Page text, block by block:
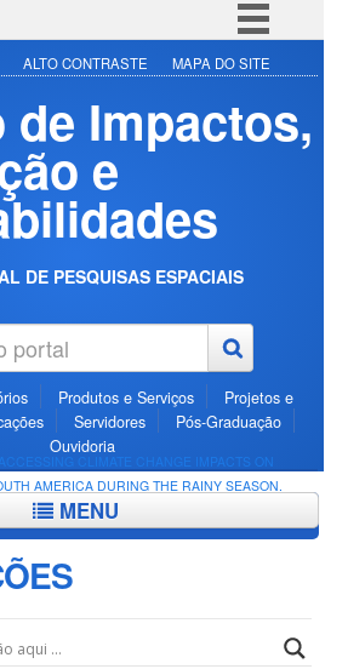
Simplifique!
Participe
Acesso à informação
Legislação
ALTO CONTRASTE MAPA DO SITE
de Impactos,
e
DE PESQUISAS ESPACIAIS
Produtos e Serviços
Projetos e
Servidores
Pós-Graduação
Ouvidoria
ACCESSING CLIMATE CHANGE IMPACTS ON
AMERICA DURING THE RAINY SEASON.
MENU